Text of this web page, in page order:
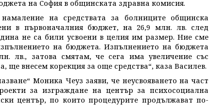
на София в общинската здравна комисия.
на средствата за болниците общинска
в първоначалния бюджет, на 26,9 млн. лв. след
не са били усвоени в целия им размер. Ние сме
на бюджета. Изпълнението на бюджета
лв., затова смятам, че сега има увеличение със
ще внесем корекция за още средства“, каза Василев.
Моника Чеуз заяви, че неусвояването на част
за изграждане на център за психосоциална
център, по които процедурите продължават по-